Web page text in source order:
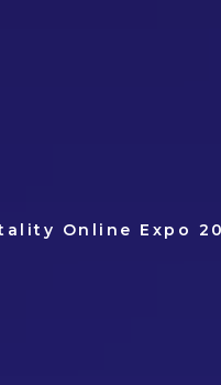
Online Expo